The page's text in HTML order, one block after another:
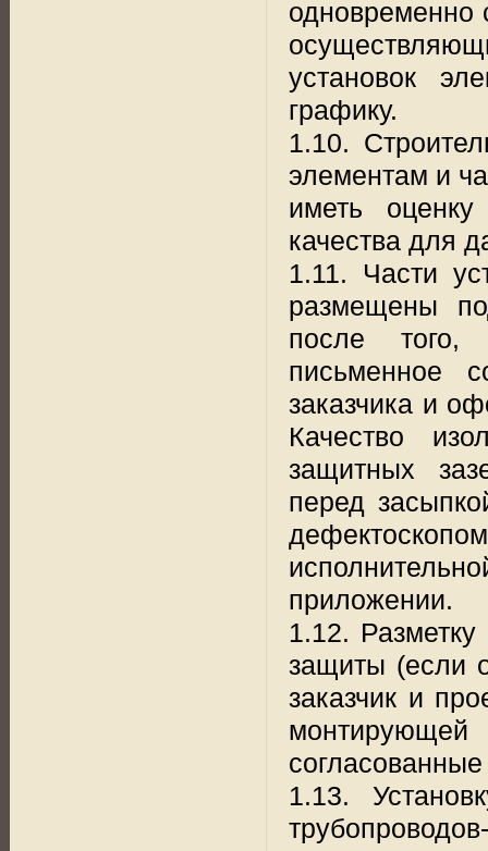
одновременно
установок
графику.
1.10.
элементам и
иметь
качества для
1.11. Части
размещены
после того,
письменное
заказчика и
Качество
защитных
перед
приложении.
1.12. Разметку
защиты (если
заказчик и
1.13.